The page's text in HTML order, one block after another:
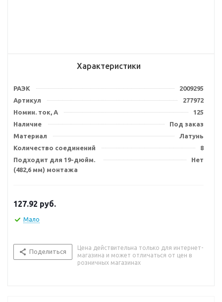
Характеристики
РАЭК
2009295
Артикул
277972
Номин. ток, А
125
Наличие
Под заказ
Материал
Латунь
Количество соединений
8
Подходит для 19-дюйм.
(482,6 мм) монтажа
Нет
127.92 руб.
Мало
Поделиться
Цена действительна только для интернет-
магазина и может отличаться от цен в
розничных магазинах